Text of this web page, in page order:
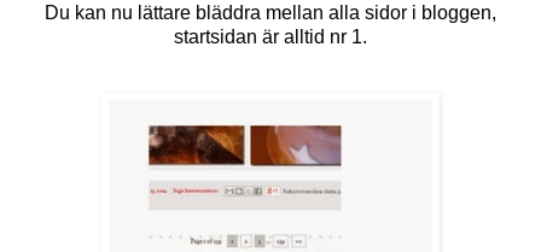
Du kan nu lättare bläddra mellan alla sidor i bloggen,
startsidan är alltid nr 1.